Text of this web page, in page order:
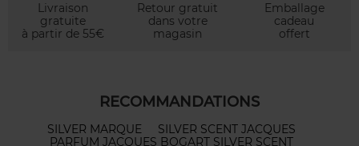
Livraison
gratuite
à partir de 55€
Retour gratuit
dans votre
magasin
Emballage
cadeau
offert
RECOMMANDATIONS
SILVER MARQUE
SILVER SCENT JACQUES
PARFUM JACQUES BOGART SILVER SCENT